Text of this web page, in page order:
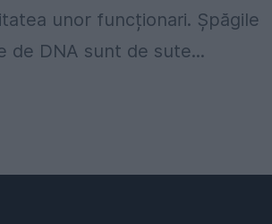
unor funcționari. Șpăgile
de DNA sunt de sute...